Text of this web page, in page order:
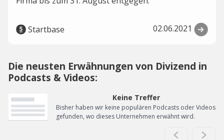
Startbase 02.06.2021
Die neusten Erwähnungen von Divizend in
Podcasts & Videos:
Keine Treffer
Bisher haben wir keine populären Podcasts oder Videos
gefunden, wo dieses Unternehmen erwähnt wird.